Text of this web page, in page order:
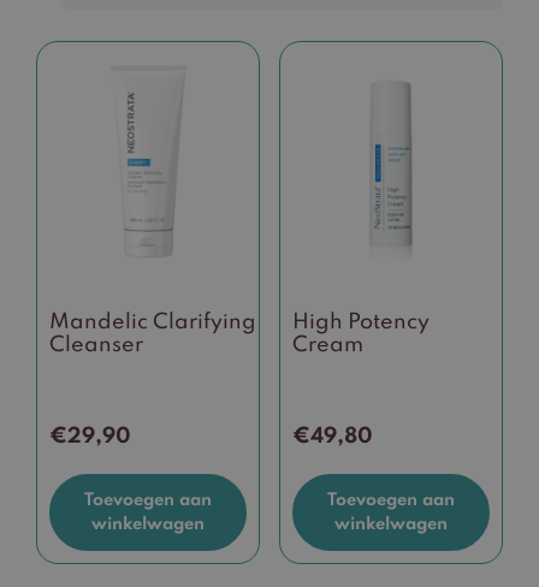
Mandelic Clarifying
Cleanser
€29,90
Toevoegen aan
winkelwagen
High Potency
Cream
€49,80
Toevoegen aan
winkelwagen